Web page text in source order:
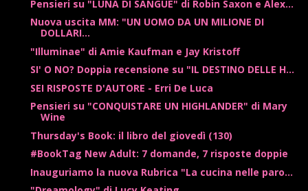
Pensieri su "LUNA DI SANGUE" di Robin Saxon e Alex...
Nuova uscita MM: "UN UOMO DA UN MILIONE DI
DOLLARI...
"Illuminae" di Amie Kaufman e Jay Kristoff
SI' O NO? Doppia recensione su "IL DESTINO DELLE H...
SEI RISPOSTE D'AUTORE - Erri De Luca
Pensieri su "CONQUISTARE UN HIGHLANDER" di Mary
Wine
Thursday's Book: il libro del giovedì (130)
#BookTag New Adult: 7 domande, 7 risposte doppie
Inauguriamo la nuova Rubrica "La cucina nelle paro...